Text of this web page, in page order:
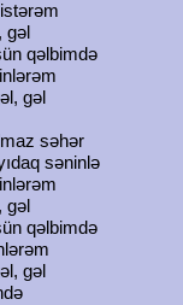
gəl
qəlbimdə
gəl
səhər
səninlə
gəl
qəlbimdə
gəl